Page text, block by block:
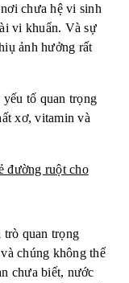
chưa hệ vi sinh
vi khuẩn. Và sự
ảnh hưởng rất
tố quan trọng
xơ, vitamin và
đường ruột cho
quan trọng
chúng không thể
chưa biết, nước